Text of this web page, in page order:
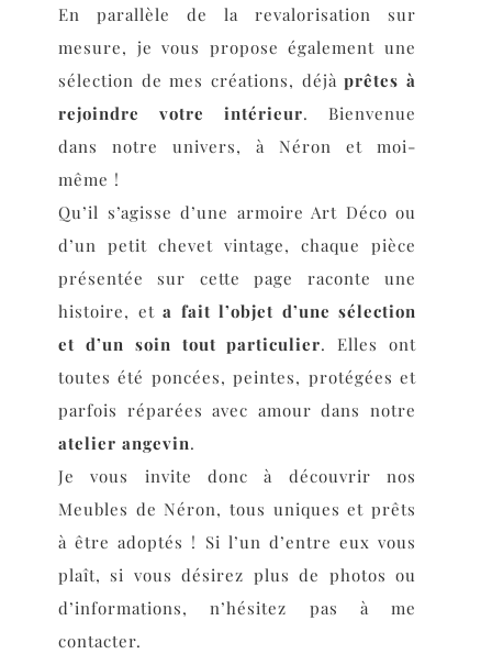
En parallèle de la revalorisation sur
mesure, je vous propose également une
sélection de mes créations, déjàprêtes à
rejoindre votre intérieur. Bienvenue
dans notre univers, à Néron et moi-
même !
Qu’il s’agisse d’une armoire Art Déco ou
d’un petit chevet vintage, chaque pièce
présentée sur cette page raconte une
histoire, et a fait l’objet d’une sélection
et d’un soin tout particulier. Elles ont
toutes été poncées, peintes, protégées et
parfois réparées avec amour dans notre
atelier angevin.
Je vous invite donc à découvrir nos
Meubles de Néron, tous uniques et prêts
à être adoptés ! Si l’un d’entre eux vous
plaît, si vous désirez plus de photos ou
d’informations, n’hésitez pas à me
contacter.